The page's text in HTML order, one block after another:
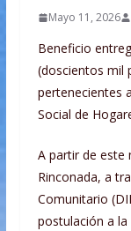
Mayo 11, 2026
Beneficio
(doscientos mil
pertenecientes
Social de
A partir de este
Rinconada, a
Comunitario
postulación a la